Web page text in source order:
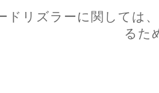
ドリズラーに関しては
るた